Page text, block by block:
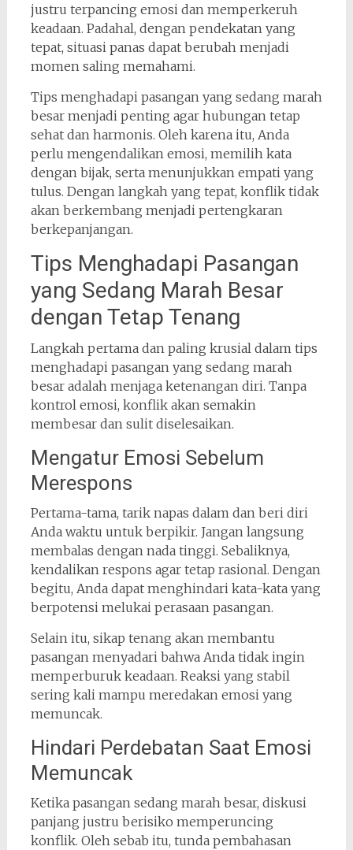
justru terpancing emosi dan memperkeruh
keadaan. Padahal, dengan pendekatan yang
tepat, situasi panas dapat berubah menjadi
momen saling memahami.
Tips menghadapi pasangan yang sedang marah
besar menjadi penting agar hubungan tetap
sehat dan harmonis. Oleh karena itu, Anda
perlu mengendalikan emosi, memilih kata
dengan bijak, serta menunjukkan empati yang
tulus. Dengan langkah yang tepat, konflik tidak
akan berkembang menjadi pertengkaran
berkepanjangan.
Tips Menghadapi Pasangan
yang Sedang Marah Besar
dengan Tetap Tenang
Langkah pertama dan paling krusial dalam tips
menghadapi pasangan yang sedang marah
besar adalah menjaga ketenangan diri. Tanpa
kontrol emosi, konflik akan semakin
membesar dan sulit diselesaikan.
Mengatur Emosi Sebelum
Merespons
Pertama-tama, tarik napas dalam dan beri diri
Anda waktu untuk berpikir. Jangan langsung
membalas dengan nada tinggi. Sebaliknya,
kendalikan respons agar tetap rasional. Dengan
begitu, Anda dapat menghindari kata-kata yang
berpotensi melukai perasaan pasangan.
Selain itu, sikap tenang akan membantu
pasangan menyadari bahwa Anda tidak ingin
memperburuk keadaan. Reaksi yang stabil
sering kali mampu meredakan emosi yang
memuncak.
Hindari Perdebatan Saat Emosi
Memuncak
Ketika pasangan sedang marah besar, diskusi
panjang justru berisiko memperuncing
konflik. Oleh sebab itu, tunda pembahasan